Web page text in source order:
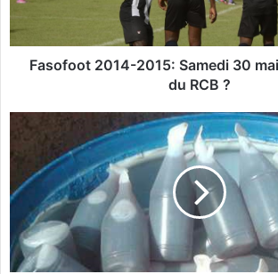
o
2
-
0
5
a
m
Fasofoot 2014-2015: Samedi 30
du RCB ?
p
é
m
é